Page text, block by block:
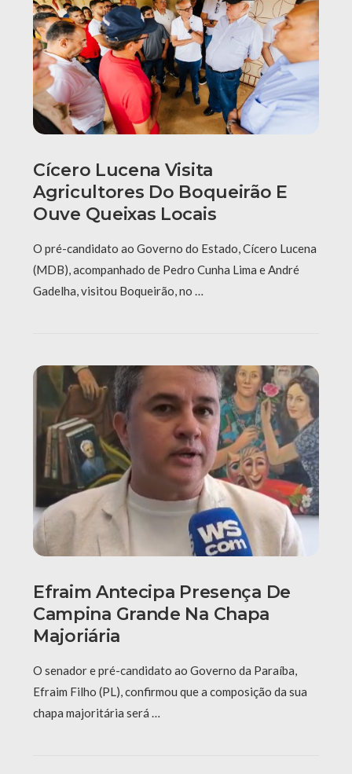
Cícero Lucena Visita
Agricultores Do Boqueirão E
Ouve Queixas Locais
O pré-candidato ao Governo do Estado, Cícero Lucena
(MDB), acompanhado de Pedro Cunha Lima e André
Gadelha, visitou Boqueirão, no …
Efraim Antecipa Presença De
Campina Grande Na Chapa
Majoriária
O senador e pré-candidato ao Governo da Paraíba,
Efraim Filho (PL), confirmou que a composição da sua
chapa majoritária será …